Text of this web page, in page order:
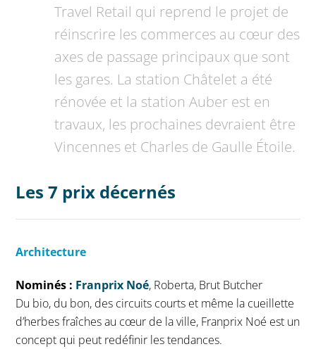
Travel Retail qui reprend le projet de
réinscrire les commerces au cœur des
axes de passage principaux que sont
les gares. La station Châtelet a été
rénovée et la station Auber est en
travaux, les prochaines devraient être
Vincennes et Charles de Gaulle Étoile.
Les 7 prix décernés
Architecture
Nominés : Franprix Noé, Roberta, Brut Butcher
Du bio, du bon, des circuits courts et même la cueillette
d’herbes fraîches au cœur de la ville, Franprix Noé est un
concept qui peut redéfinir les tendances.